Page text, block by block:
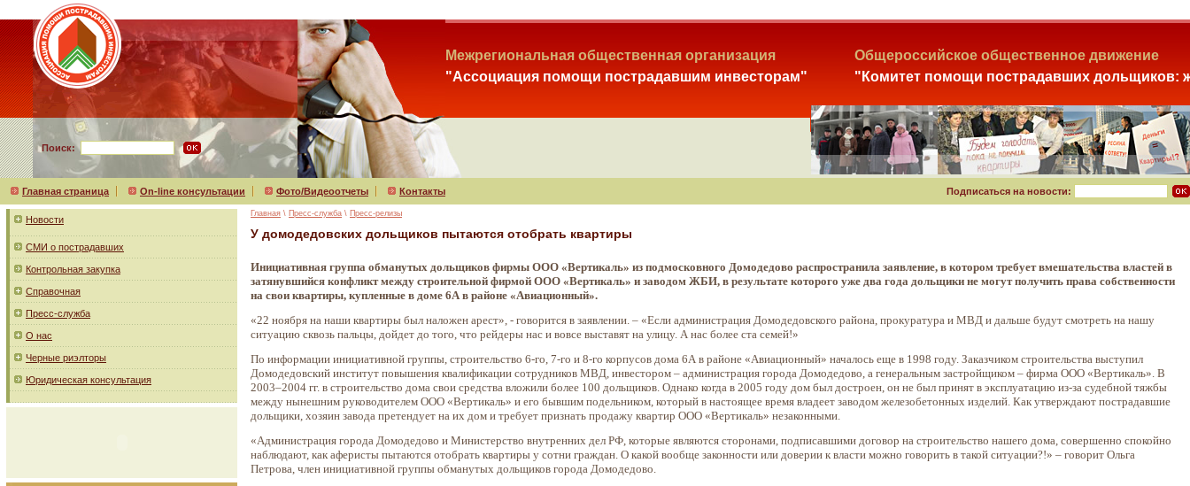
Межрегиональная общественная организация
"Ассоциация помощи пострадавшим инвесторам"
Общероссийское общественное движение
"Комитет помощи пострадавших дольщиков:
Поиск:
Главная страница On-line консультации Фото/Видеоотчеты Контакты Подписаться на новости:
Новости
СМИ о пострадавших
Контрольная закупка
Справочная
Пресс-служба
О нас
Черные риэлторы
Юридическая консультация
Главная \ Пресс-служба \ Пресс-релизы
У домодедовских дольщиков пытаются отобрать квартиры
Инициативная группа обманутых дольщиков фирмы ООО «Вертикаль» из подмосковного Домодедово распространила заявление, в котором требует вмешательства властей в
затянувшийся конфликт между строительной фирмой ООО «Вертикаль» и заводом ЖБИ, в результате которого уже два года дольщики не могут получить права собственности
на свои квартиры, купленные в доме 6А в районе «Авиационный».
«22 ноября на наши квартиры был наложен арест», - говорится в заявлении. – «Если администрация Домодедовского района, прокуратура и МВД и дальше будут смотреть на нашу
ситуацию сквозь пальцы, дойдет до того, что рейдеры нас и вовсе выставят на улицу. А нас более ста семей!»
По информации инициативной группы, строительство 6-го, 7-го и 8-го корпусов дома 6А в районе «Авиационный» началось еще в 1998 году. Заказчиком строительства выступил
Домодедовский институт повышения квалификации сотрудников МВД, инвестором – администрация города Домодедово, а генеральным застройщиком – фирма ООО «Вертикаль». В
2003–2004 гг. в строительство дома свои средства вложили более 100 дольщиков. Однако когда в 2005 году дом был достроен, он не был принят в эксплуатацию из-за судебной тяжбы
между нынешним руководителем ООО «Вертикаль» и его бывшим подельником, который в настоящее время владеет заводом железобетонных изделий. Как утверждают пострадавшие
дольщики, хозяин завода претендует на их дом и требует признать продажу квартир ООО «Вертикаль» незаконными.
«Администрация города Домодедово и Министерство внутренних дел РФ, которые являются сторонами, подписавшими договор на строительство нашего дома, совершенно спокойно
наблюдают, как аферисты пытаются отобрать квартиры у сотни граждан. О какой вообще законности или доверии к власти можно говорить в такой ситуации?!» – говорит Ольга
Петрова, член инициативной группы обманутых дольщиков города Домодедово.